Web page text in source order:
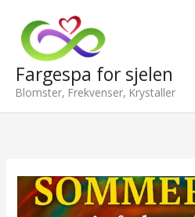
innholdet
Fargespa for sjelen
Blomster, Frekvenser, Krystaller